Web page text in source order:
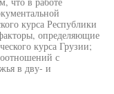
курса Республики
определяющие
курса Грузии;
с
в дву- и